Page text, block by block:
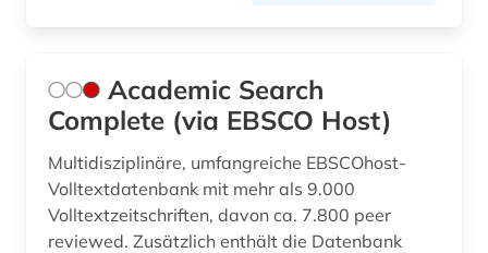
carl friedrich von (1)
chemie (141)
chemische ozeanographie (1)
Academic Search
Complete (via EBSCO Host)
Multidisziplinäre, umfangreiche EBSCOhost-
Volltextdatenbank mit mehr als 9.000
Volltextzeitschriften, davon ca. 7.800 peer
reviewed. Zusätzlich enthält die Datenbank